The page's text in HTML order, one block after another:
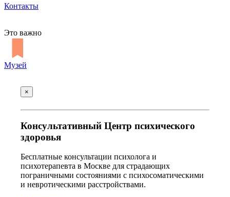
Контакты
Это важно
Музей
×
Консультативный Центр психического
здоровья
Бесплатные консультации психолога и
психотерапевта в Москве для страдающих
пограничными состояниями с психосоматическими
и невротическими расстройствами.